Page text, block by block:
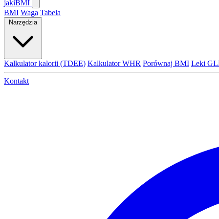
jakiBMI
BMI Waga Tabela
Narzędzia
Kalkulator kalorii (TDEE) Kalkulator WHR Porównaj BMI Leki
Kontakt